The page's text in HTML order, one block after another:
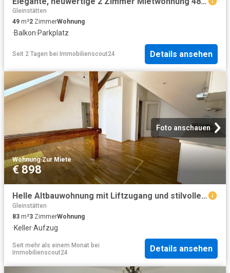
Gleinstätten
49 m²2 ZimmerWohnung
·Balkon·Parkplatz
Seit 2 Tagen bei Immobilienscout24 Details ansehen
Foto anschauen
Wohnung·Zur Miete
€ 898
Helle Altbauwohnung mit Liftzugang und stilvollen Holzböden in Leibnitz
Gleinstätten
83 m²3 ZimmerWohnung
·Keller·Aufzug
Seit mehr als einem Monat bei
Immobilienscout24
Details ansehen